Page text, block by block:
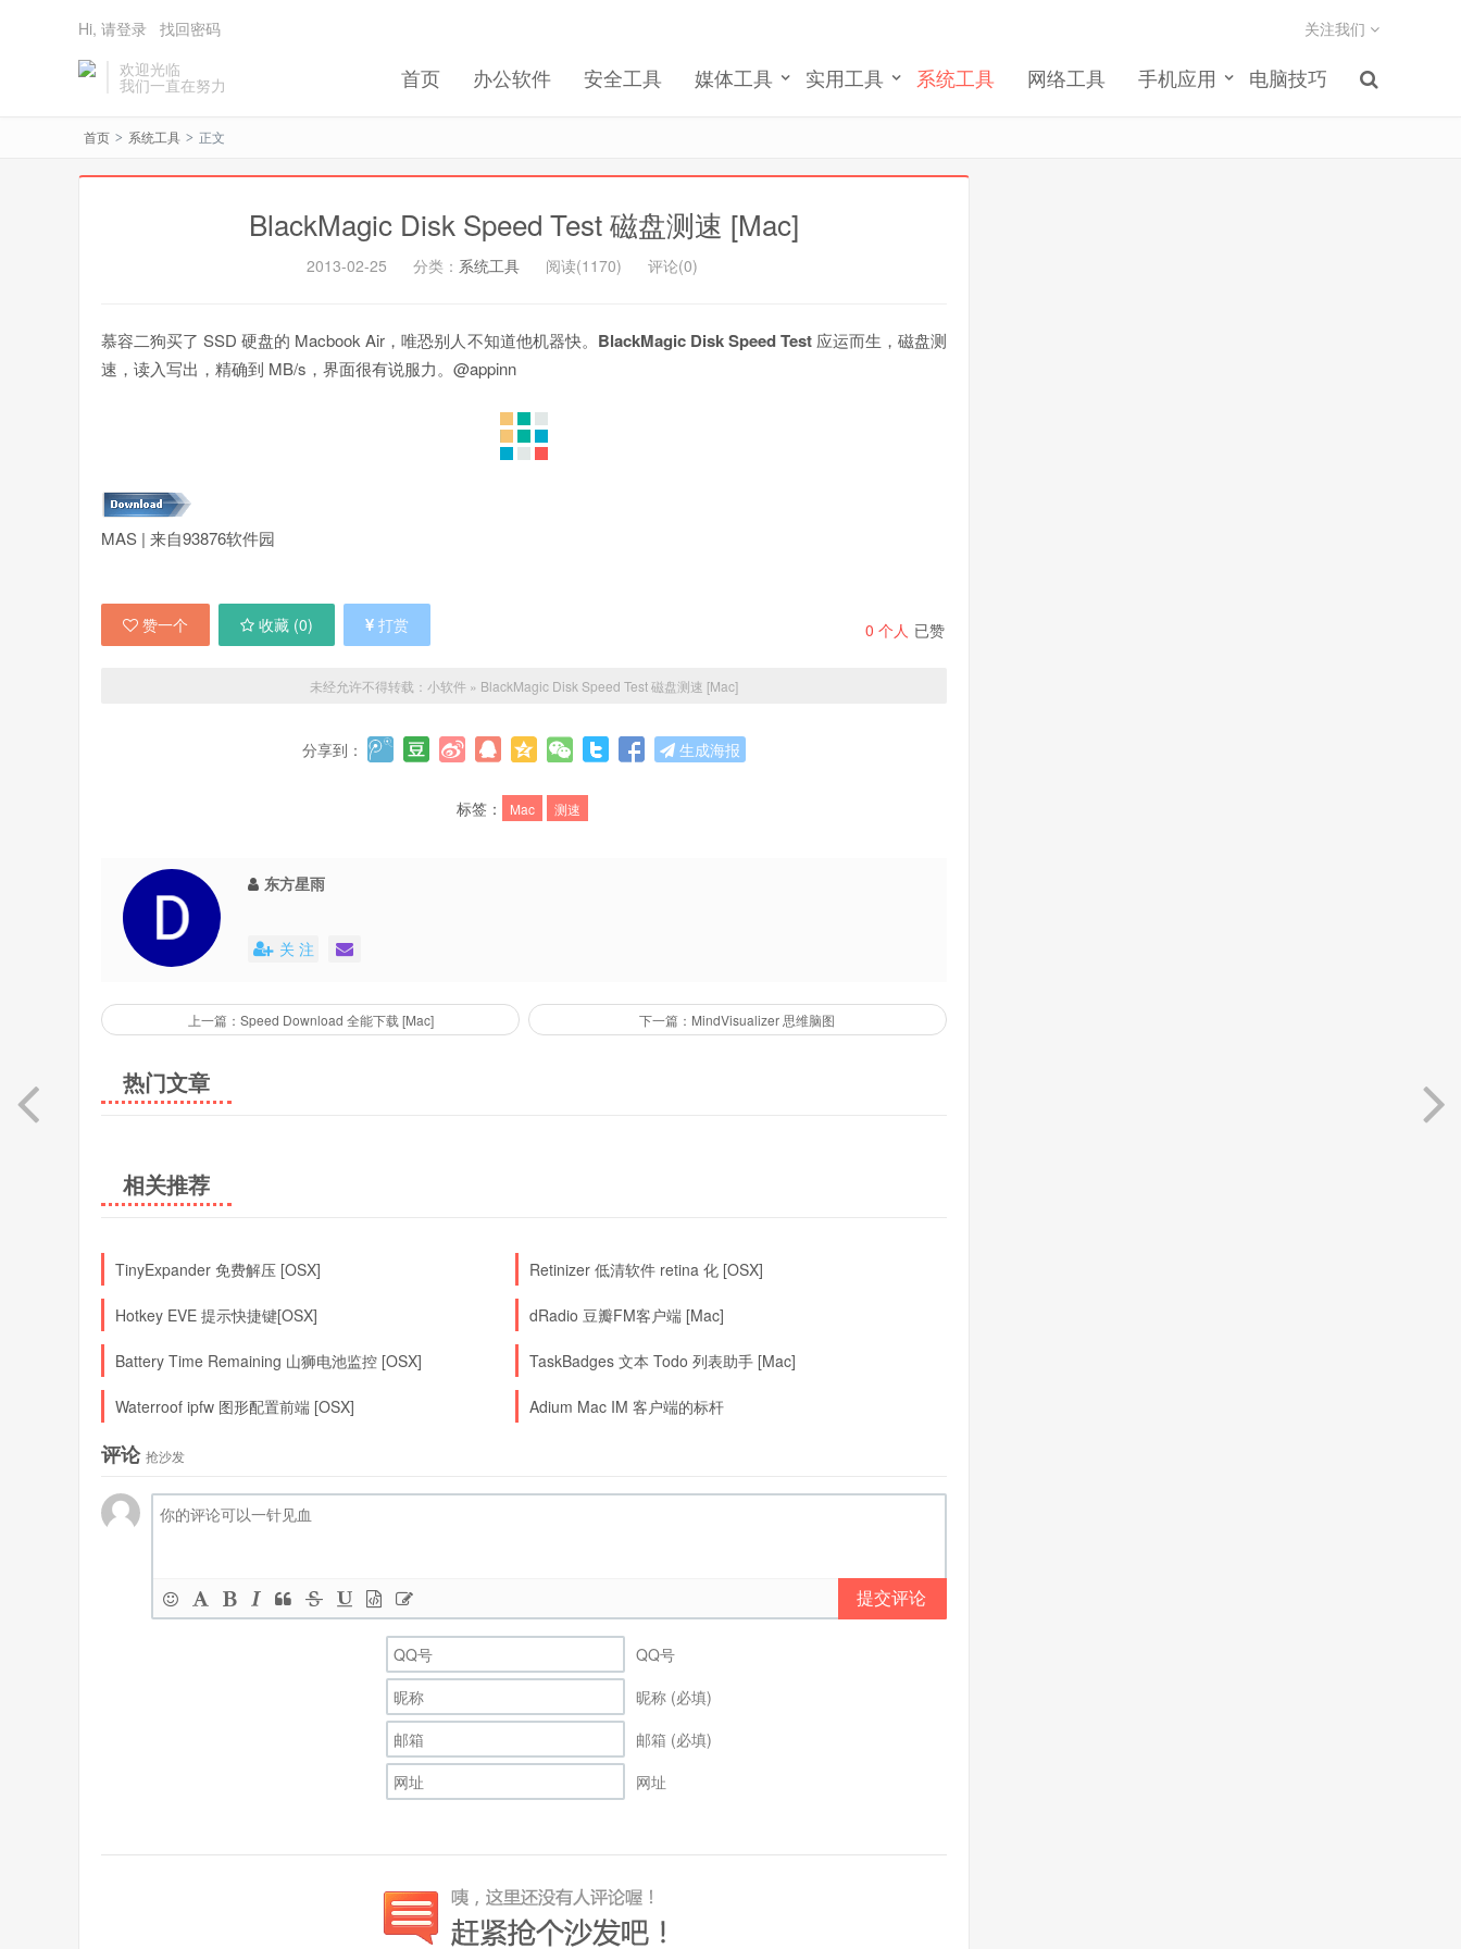
欢迎光临
我们一直在努力 首页 办公软件 安全工具 媒体工具 实用工具 系统工具 网络工具 手机应用 电脑技巧
关注我们
Hi, 请登录 找回密码
首页 > 系统工具 > 正文
BlackMagic Disk Speed Test 磁盘测速 [Mac]
2013-02-25 分类： 系统工具 阅读(1170) 评论(0)
慕容二狗买了 SSD 硬盘的 Macbook Air，唯恐别人不知道他机器快。 BlackMagic Disk Speed Test应运而生，磁盘测
速，读入写出，精确到 MB/s，界面很有说服力。@appinn
MAS | 来自93876软件园
0 个人 已赞
赞一个 收藏 (0) 打赏
未经允许不得转载： 小软件 » BlackMagic Disk Speed Test 磁盘测速 [Mac]
分享到： 生成海报
标签： Mac 测速
东方星雨
关 注
上一篇：Speed Download 全能下载 [Mac] 下一篇：MindVisualizer 思维脑图
热门文章
相关推荐
TinyExpander 免费解压 [OSX] Retinizer 低清软件 retina 化 [OSX]
Hotkey EVE 提示快捷键[OSX] dRadio 豆瓣FM客户端 [Mac]
Battery Time Remaining 山狮电池监控 [OSX] TaskBadges 文本 Todo 列表助手 [Mac]
Waterroof ipfw 图形配置前端 [OSX] Adium Mac IM 客户端的标杆
评论 抢沙发
提交评论
QQ号
昵称 (必填)
邮箱 (必填)
网址